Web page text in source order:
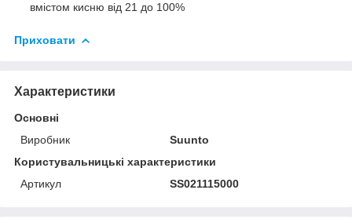
вмістом кисню від 21 до 100%
Приховати
Характеристики
Основні
Виробник
Suunto
Користувальницькі характеристики
Артикул
SS021115000